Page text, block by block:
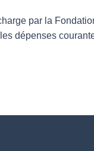
par la
dépenses